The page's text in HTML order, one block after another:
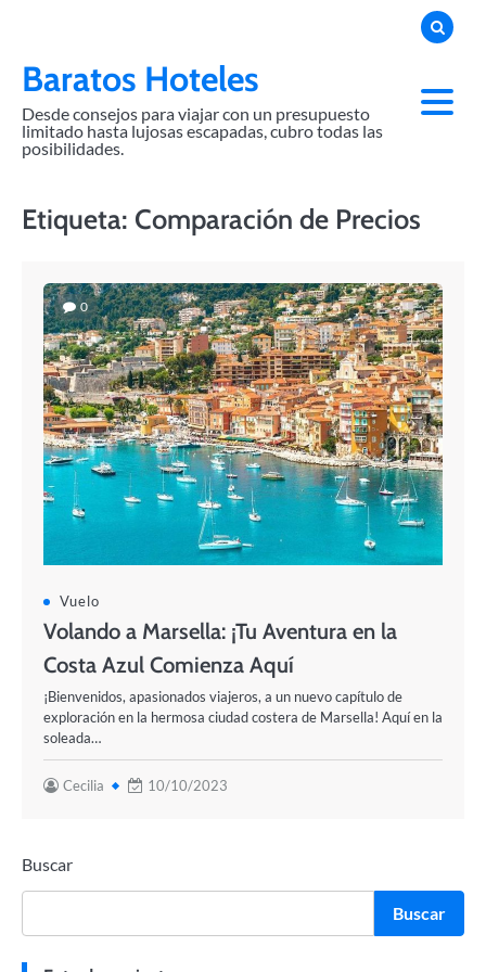
contentBaratos Hoteles
Desde consejos para viajar con un presupuesto
limitado hasta lujosas escapadas, cubro todas las
posibilidades.
Etiqueta: Comparación de Precios
0
Vuelo
Volando a Marsella: ¡Tu Aventura en la
Costa Azul Comienza Aquí
¡Bienvenidos, apasionados viajeros, a un nuevo capítulo de
exploración en la hermosa ciudad costera de Marsella! Aquí en la
soleada…
Cecilia 10/10/2023
Buscar
Buscar